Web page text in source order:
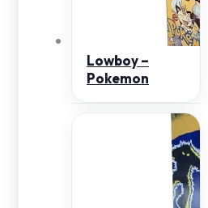
Lowboy –
Pokemon